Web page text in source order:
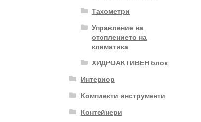
Тахометри
Управление на
отоплението на
климатика
ХИДРОАКТИВЕН блок
Интериор
Комплекти инструменти
Контейнери